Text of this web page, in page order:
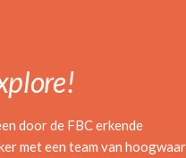
door de FBC erkende
met een team van